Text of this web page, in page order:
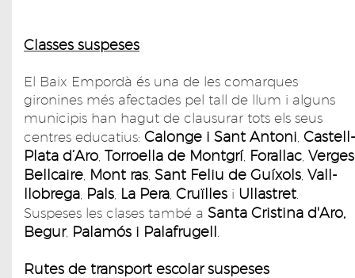
Classes suspeses
El Baix Empordà és una de les comarques
gironines més afectades pel tall de llum i alguns
municipis han hagut de clausurar tots els seus
centres educatius: Calonge i Sant Antoni Castell-
Plata d’Aro Torroella de Montgrí, Forallac Verges
Bellcaire Mont ras Sant Feliu de Guíxols Vall-
llobrega Pals La Pera Cruïlles i Ullastret
Suspeses les clases també a Santa Cristina d'Aro,
Begur, Palamós i Palafrugell
Rutes de transport escolar suspeses